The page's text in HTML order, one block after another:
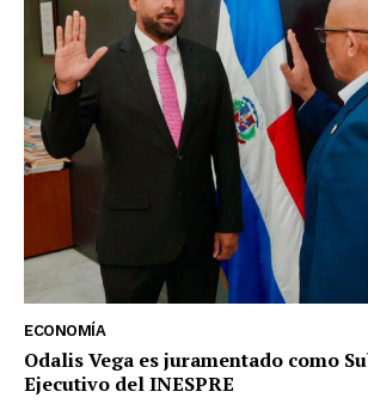
ECONOMÍA
Odalis Vega es juramentado como
Ejecutivo del INESPRE